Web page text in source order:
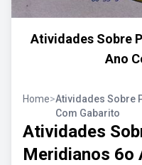
Atividades Sobre
Ano
Home>Atividades Sobre
Com Gabarito
Atividades
Meridianos 6o